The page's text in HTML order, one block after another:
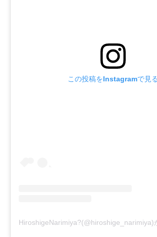
この投稿をInstagramで見る
HiroshigeNarimiya?(@hiroshige_narimiya)